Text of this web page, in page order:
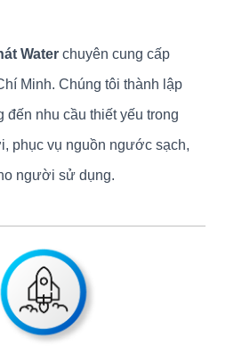
Water chuyên cung cấp
Minh. Chúng tôi thành lập
đến nhu cầu thiết yếu trong
phục vụ nguồn ngước sạch,
người sử dụng.